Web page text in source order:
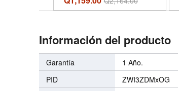
Comfort, Bluetooth Over Ear
Información del producto
Garantía
1 Año.
PID
ZWI3ZDMxOG